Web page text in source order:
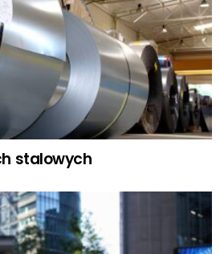
stalowych